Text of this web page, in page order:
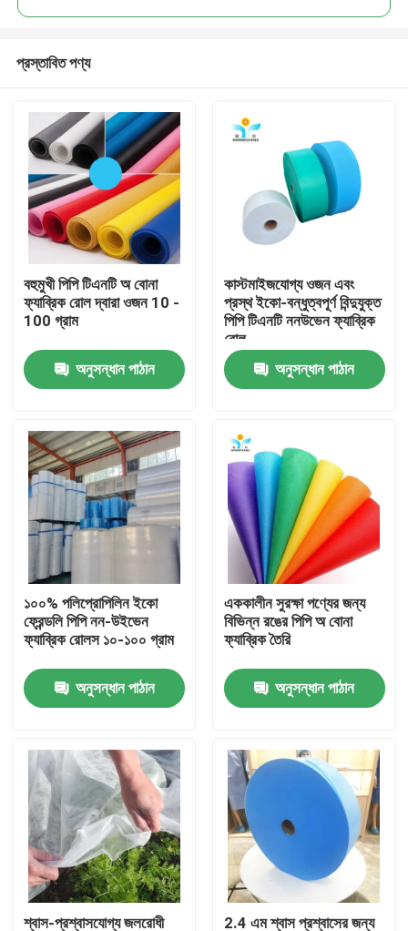
পণ্য
আমাদের সম্পর্কে
কারখানা ভ্রমণ
মান নিয়ন্ত্রণ
যোগাযোগ করুন
উদ্ধৃতির জন্য আবেদন
নিষ্পত্তিযোগ্য প্রতিরক্ষামূলক পরিধান
নিষ্পত্তিযোগ্য সুরক্ষা স্যুট
ডিসপোজেবল প্রতিরক্ষামূলক সামগ্রিক rall
প্রস্তাবিত পণ্য
বহুমুখী পিপি টিএনটি অ বোনা
ফ্যাব্রিক রোল দ্বারা ওজন 10 -
100 গ্রাম
অনুসন্ধান পাঠান
কাস্টমাইজযোগ্য ওজন এবং
প্রস্থ ইকো-বন্ধুত্বপূর্ণ বিন্দুযুক্ত
পিপি টিএনটি ননউভেন ফ্যাব্রিক
রোল
অনুসন্ধান পাঠান
১০০% পলিপ্রোপিলিন ইকো
ফ্রেন্ডলি পিপি নন-উইভেন
ফ্যাব্রিক রোলস ১০-১০০ গ্রাম
অনুসন্ধান পাঠান
এককালীন সুরক্ষা পণ্যের জন্য
বিভিন্ন রঙের পিপি অ বোনা
ফ্যাব্রিক তৈরি
অনুসন্ধান পাঠান
শ্বাস-প্রশ্বাসযোগ্য জলরোধী 2.4 এম শ্বাস প্রশ্বাসের জন্য